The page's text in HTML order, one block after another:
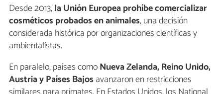
Desde 2013,la Unión Europeaprohíbe comercializar
cosméticos probados en animales, una decisión
considerada histórica por organizaciones científicas y
ambientalistas.
En paralelo, países comoNueva Zelanda, Reino Unido,
Austria y Países Bajos avanzaron en restricciones